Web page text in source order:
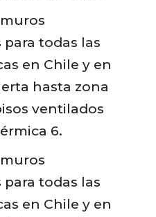
todas las
en Chile y en
hasta zona
ventilados
6.
todas las
en Chile y en